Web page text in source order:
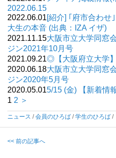
2022.06.15
2022.06.01[紹介] ｢府市合わせ
大生の本音 (出典：IZA イザ)
2021.11.15大阪市立大学同窓
ジン2021年10月号
2021.09.21◎【大阪府立大学
2020.06.18大阪市立大学同窓
ジン2020年5月号
2020.05.015/15 (金) 【新着情
1 2 ＞
ニュース /会員のひろば /学生のひろば /
<< 前の記事へ